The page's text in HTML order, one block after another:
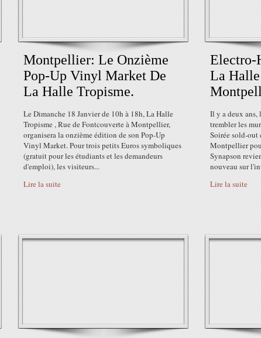
Montpellier: Le Onzième
Pop-Up Vinyl Market De
La Halle Tropisme.
Le Dimanche 18 Janvier de 10h à 18h, La Halle
Tropisme , Rue de Fontcouverte à Montpellier,
organisera la onzième édition de son Pop-Up
Vinyl Market. Pour trois petits Euros symboliques
(gratuit pour les étudiants et les demandeurs
d'emploi), les visiteurs...
Lire la suite
Electro-
La
Il y a deux ans,
trembler les
Soirée sold-out
Montpellier
Synapson
nouveau sur
Lire la suite